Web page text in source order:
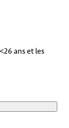
ans et les